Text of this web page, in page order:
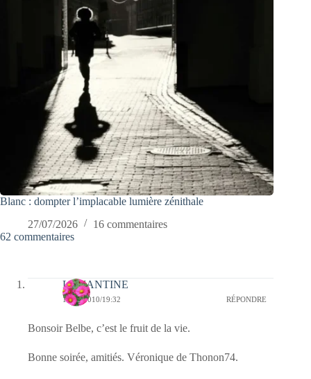
Blanc : dompter l’implacable lumière zénithale
27/07/2026
16 commentaires
62 commentaires
LEMANTINE
14/08/2010/19:32 RÉPONDRE
Bonsoir Belbe, c’est le fruit de la vie.
Bonne soirée, amitiés. Véronique de Thonon74.